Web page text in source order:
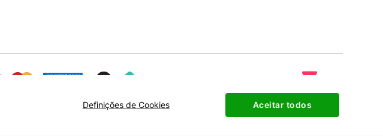
Definições de Cookies Aceitar todos